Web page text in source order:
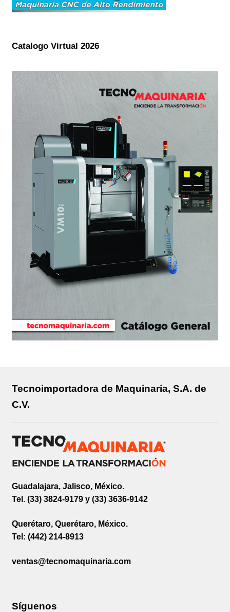
Catalogo Virtual 2026
Tecnoimportadora de Maquinaria, S.A. de
C.V.
Guadalajara, Jalisco, México.
Tel. (33) 3824-9179 y (33) 3636-9142
Querétaro, Querétaro, México.
Tel: (442) 214-8913
ventas@tecnomaquinaria.com
Síguenos